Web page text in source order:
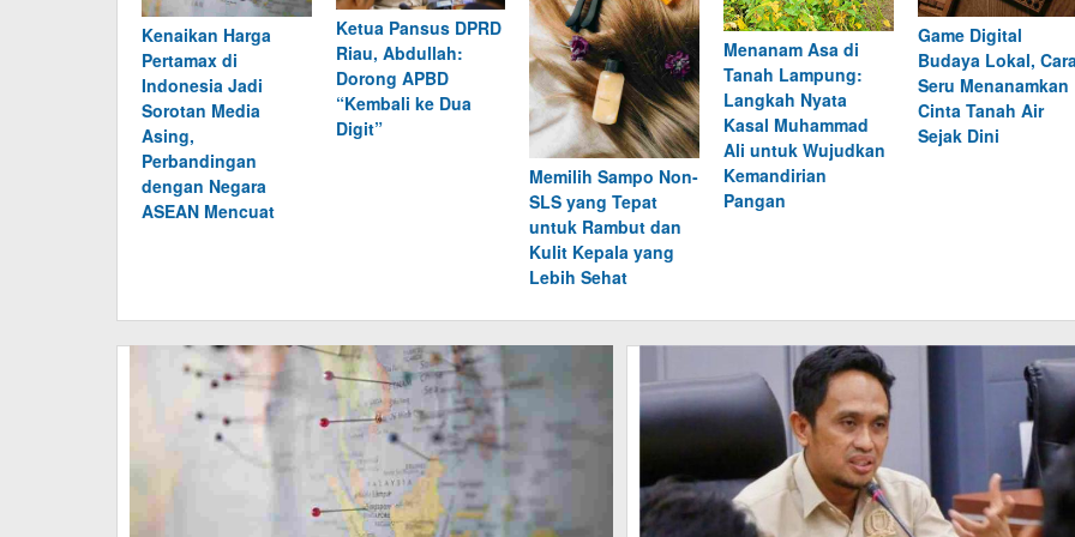
Kenaikan Harga
Pertamax di
Indonesia Jadi
Sorotan Media
Asing,
Perbandingan
dengan Negara
ASEAN Mencuat
Ketua Pansus DPRD
Riau, Abdullah:
Dorong APBD
“Kembali ke Dua
Digit”
Memilih Sampo Non-
SLS yang Tepat
untuk Rambut dan
Kulit Kepala yang
Lebih Sehat
Menanam Asa di
Tanah Lampung:
Langkah Nyata
Kasal Muhammad
Ali untuk Wujudkan
Kemandirian
Pangan
Game Digital
Budaya Lokal,
Seru Menanamkan
Cinta Tanah Air
Sejak Dini